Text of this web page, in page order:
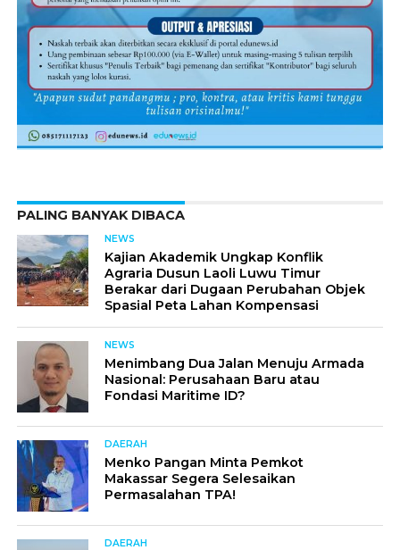
PALING BANYAK DIBACA
NEWS
Kajian Akademik Ungkap Konflik
Agraria Dusun Laoli Luwu Timur
Berakar dari Dugaan Perubahan Objek
Spasial Peta Lahan Kompensasi
NEWS
Menimbang Dua Jalan Menuju Armada
Nasional: Perusahaan Baru atau
Fondasi Maritime ID?
DAERAH
Menko Pangan Minta Pemkot
Makassar Segera Selesaikan
Permasalahan TPA!
DAERAH